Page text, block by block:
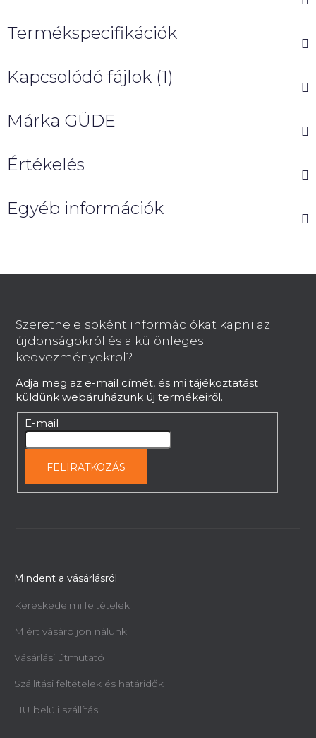
Termékspecifikációk
Kapcsolódó fájlok (1)
Márka GÜDE
Értékelés
Egyéb információk
Szeretne elsoként információkat kapni az
újdonságokról és a különleges
kedvezményekrol?
Adja meg az e-mail címét, és mi tájékoztatást
küldünk webáruházunk új termékeiről.
E-mail
FELIRATKOZÁS
Mindent a vásárlásról
Kereskedelmi feltételek
Miért vásároljon nálunk
Vásárlási útmutató
Szállítási feltételek és határidők
HU belüli szállítás